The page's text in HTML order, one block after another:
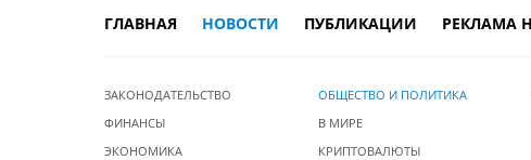
ГЛАВНАЯ НОВОСТИ ПУБЛИКАЦИИ РЕКЛАМА
ЗАКОНОДАТЕЛЬСТВО
ФИНАНСЫ
ЭКОНОМИКА
ОБЩЕСТВО И ПОЛИТИКА
В МИРЕ
КРИПТОВАЛЮТЫ